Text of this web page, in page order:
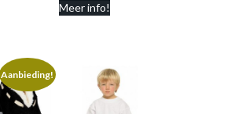
was:
Meer info!
Aanbieding!